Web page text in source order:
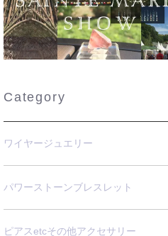
Category
ワイヤージュエリー
パワーストーンブレスレット
ピアスetcその他アクセサリー